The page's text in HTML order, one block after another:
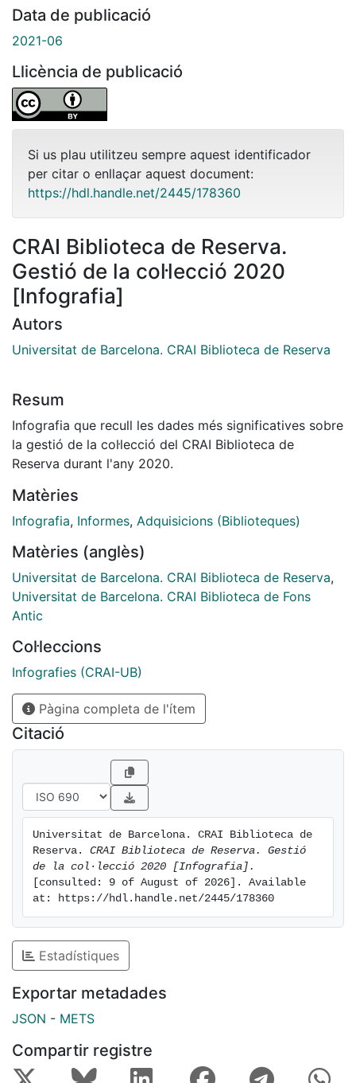
Data de publicació
2021-06
Llicència de publicació
Si us plau utilitzeu sempre aquest identificador
per citar o enllaçar aquest document:
https://hdl.handle.net/2445/178360
CRAI Biblioteca de Reserva.
Gestió de la col·lecció 2020
[Infografia]
Autors
Universitat de Barcelona. CRAI Biblioteca de Reserva
Resum
Infografia que recull les dades més significatives sobre
la gestió de la col·lecció del CRAI Biblioteca de
Reserva durant l'any 2020.
Matèries
Infografia, Informes, Adquisicions (Biblioteques)
Matèries (anglès)
Universitat de Barcelona. CRAI Biblioteca de Reserva,
Universitat de Barcelona. CRAI Biblioteca de Fons
Antic
Col·leccions
Infografies (CRAI-UB)
Pàgina completa de l'ítem
Citació
Universitat de Barcelona. CRAI Biblioteca de
Reserva. CRAI Biblioteca de Reserva. Gestió
de la col·lecció 2020 [Infografia].
[consulted: 9 of August of 2026]. Available
at: https://hdl.handle.net/2445/178360
Estadístiques
Exportar metadades
JSON - METS
Compartir registre